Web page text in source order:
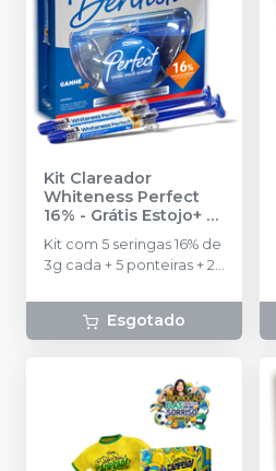
Kit Clareador
Whiteness Perfect
16% - Grátis Estojo+ 2
Seringas Whiteness
Perfect 16% -FGM
Kit com 5 seringas 16% de
3g cada + 5 ponteiras + 2
para confecção das
moldeiras + 1 porta
paciente. Grátis Estojo+ 2
Seringas Whiteness
Perfect 16%
Esgotado